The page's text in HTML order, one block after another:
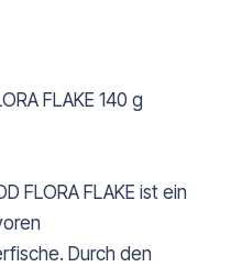
FLAKE 140 g
FLORA FLAKE ist ein
Durch den